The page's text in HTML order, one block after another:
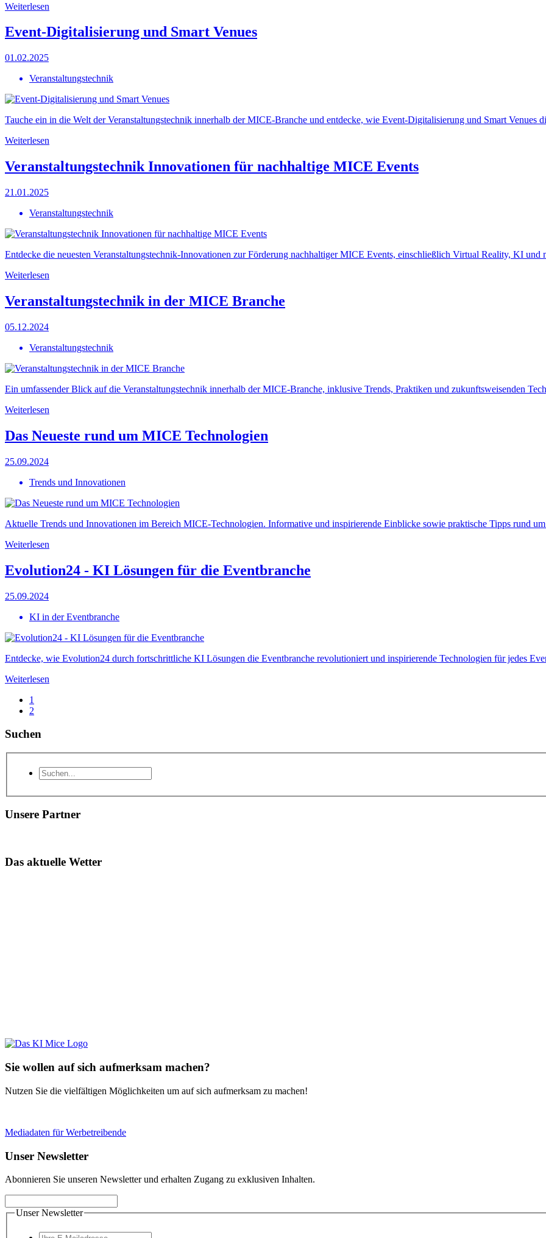
Weiterlesen
Event-Digitalisierung und Smart Venues
01.02.2025
Veranstaltungstechnik
Tauche ein in die Welt der Veranstaltungstechnik innerhalb der MICE-Branche und entdecke, wie Event-Digitalisierung und Smart Venues
Weiterlesen
Veranstaltungstechnik Innovationen für nachhaltige MICE Events
21.01.2025
Veranstaltungstechnik
Entdecke die neuesten Veranstaltungstechnik-Innovationen zur Förderung nachhaltiger MICE Events, einschließlich Virtual Reality, KI und
Weiterlesen
Veranstaltungstechnik in der MICE Branche
05.12.2024
Veranstaltungstechnik
Ein umfassender Blick auf die Veranstaltungstechnik innerhalb der MICE-Branche, inklusive Trends, Praktiken und zukunftsweisenden
Weiterlesen
Das Neueste rund um MICE Technologien
25.09.2024
Trends und Innovationen
Aktuelle Trends und Innovationen im Bereich MICE-Technologien. Informative und inspirierende Einblicke sowie praktische Tipps rund
Weiterlesen
Evolution24 - KI Lösungen für die Eventbranche
25.09.2024
KI in der Eventbranche
Entdecke, wie Evolution24 durch fortschrittliche KI Lösungen die Eventbranche revolutioniert und inspirierende Technologien für jedes
Weiterlesen
1
2
Suchen
Unsere Partner
Das aktuelle Wetter
Sie wollen auf sich aufmerksam machen?
Nutzen Sie die vielfältigen Möglichkeiten um auf sich aufmerksam zu machen!
Mediadaten für Werbetreibende
Unser Newsletter
Abonnieren Sie unseren Newsletter und erhalten Zugang zu exklusiven Inhalten.
Unser Newsletter